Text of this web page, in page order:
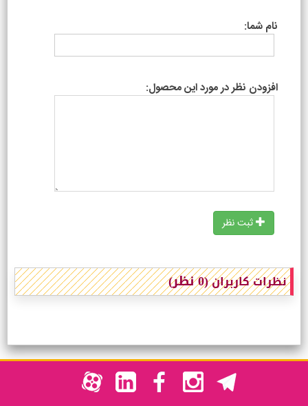
نام شما:
افزودن نظر در مورد این محصول:
ثبت نظر
نظرات کاربران(0 نظر)